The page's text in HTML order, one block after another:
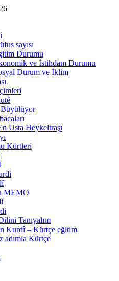
sayısı
Durumu
ve İstihdam Durumu
Durum ve İklim
Büyülüyor
Usta Heykeltraşı
Kürtleri
MEMO
Tanıyalım
Kurdî – Kürtçe eğitim
adımla Kürtçe